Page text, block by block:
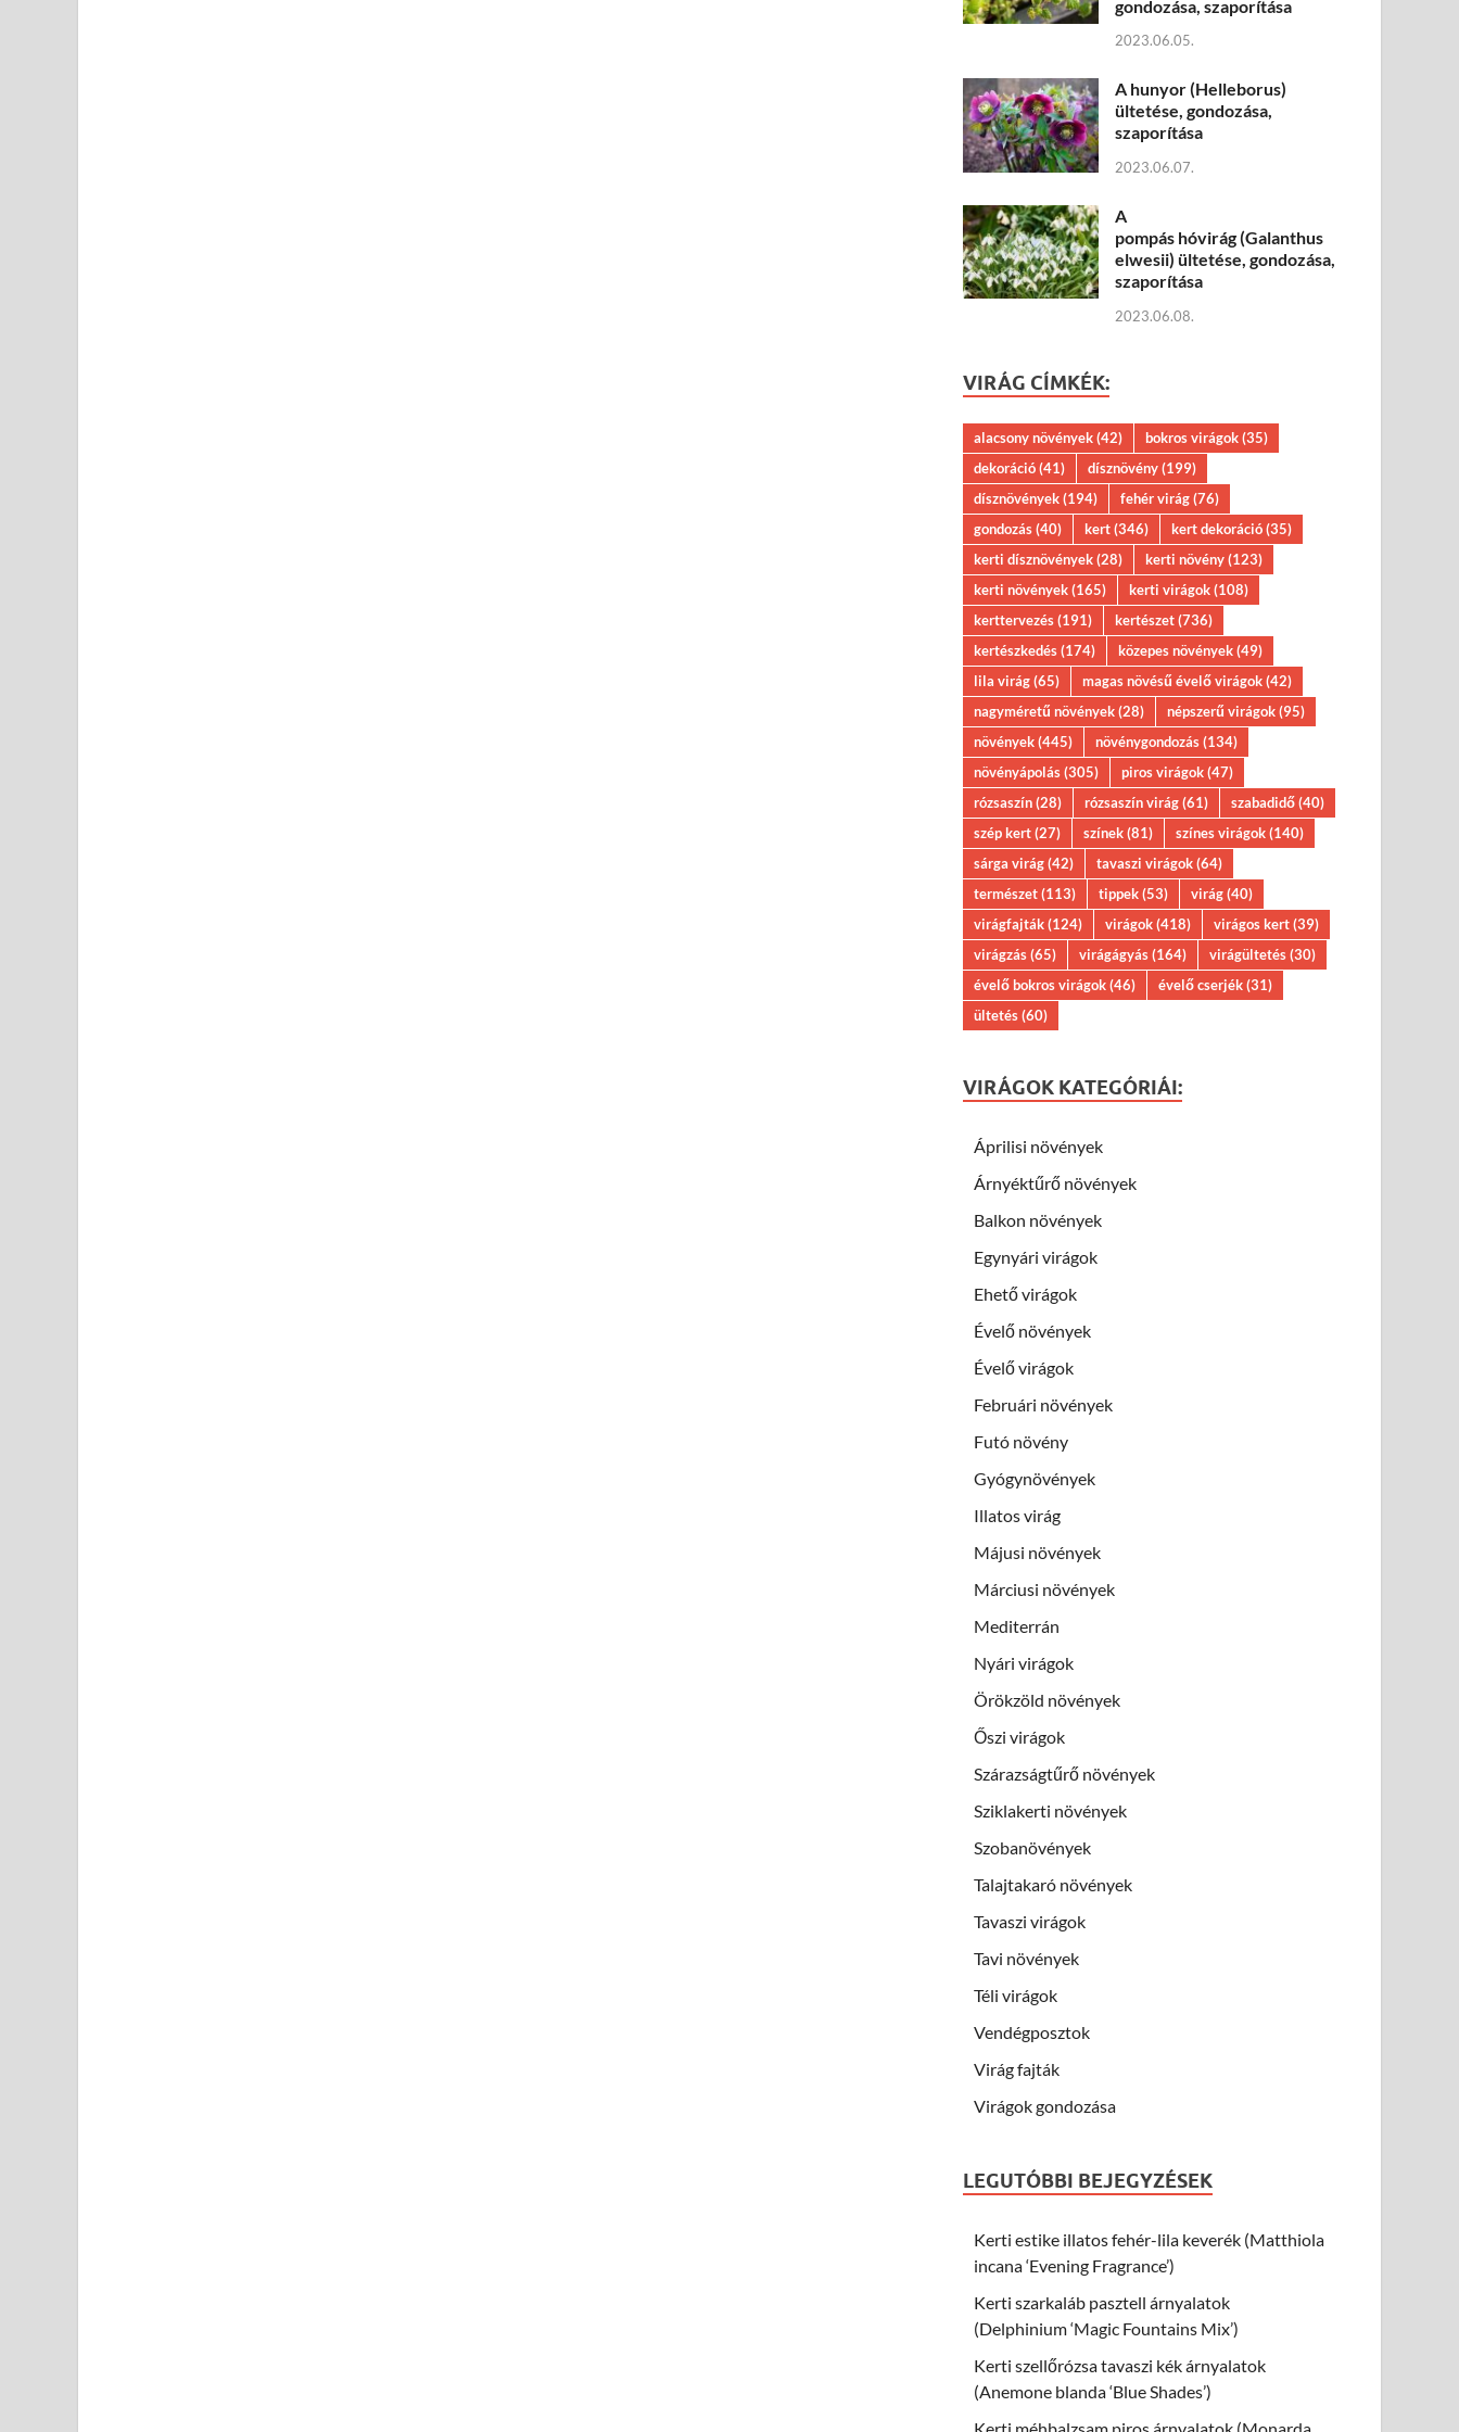
gondozása, szaporítása
2023.06.05.
A hunyor (Helleborus)
ültetése, gondozása,
szaporítása
2023.06.07.
A
pompás hóvirág (Galanthus
elwesii) ültetése, gondozása,
szaporítása
2023.06.08.
VIRÁG CÍMKÉK:
alacsony növények(42) bokros virágok(35)
dekoráció(41) dísznövény(199)
dísznövények(194) fehér virág(76)
gondozás(40) kert(346) kert dekoráció(35)
kerti dísznövények(28) kerti növény(123)
kerti növények(165) kerti virágok(108)
kerttervezés(191) kertészet(736)
kertészkedés(174) közepes növények(49)
lila virág(65) magas növésű évelő virágok(42)
nagyméretű növények(28) népszerű virágok(95)
növények(445) növénygondozás(134)
növényápolás(305) piros virágok(47)
rózsaszín(28) rózsaszín virág(61) szabadidő(40)
szép kert(27) színek(81) színes virágok(140)
sárga virág(42) tavaszi virágok(64)
természet(113) tippek(53) virág(40)
virágfajták(124) virágok(418) virágos kert(39)
virágzás(65) virágágyás(164) virágültetés(30)
évelő bokros virágok(46) évelő cserjék(31)
ültetés(60)
VIRÁGOK KATEGÓRIÁI:
Áprilisi növények
Árnyéktűrő növények
Balkon növények
Egynyári virágok
Ehető virágok
Évelő növények
Évelő virágok
Februári növények
Futó növény
Gyógynövények
Illatos virág
Májusi növények
Márciusi növények
Mediterrán
Nyári virágok
Örökzöld növények
Őszi virágok
Szárazságtűrő növények
Sziklakerti növények
Szobanövények
Talajtakaró növények
Tavaszi virágok
Tavi növények
Téli virágok
Vendégposztok
Virág fajták
Virágok gondozása
LEGUTÓBBI BEJEGYZÉSEK
Kerti estike illatos fehér-lila keverék (Matthiola
incana ‘Evening Fragrance’)
Kerti szarkaláb pasztell árnyalatok
(Delphinium ‘Magic Fountains Mix’)
Kerti szellőrózsa tavaszi kék árnyalatok
(Anemone blanda ‘Blue Shades’)